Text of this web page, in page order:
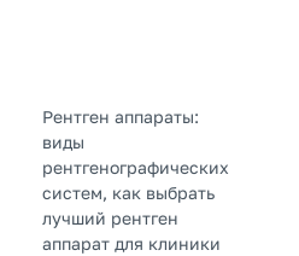
Рентген аппараты:
виды
рентгенографических
систем, как выбрать
лучший рентген
аппарат для клиники